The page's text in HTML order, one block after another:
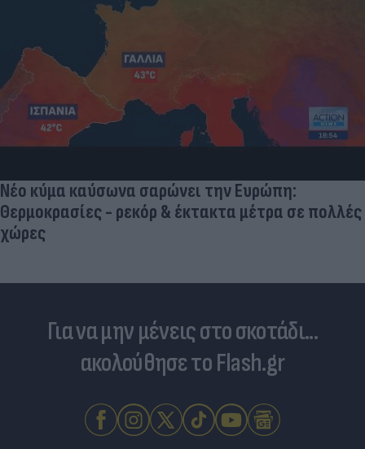
Νέο κύμα καύσωνα σαρώνει την Ευρώπη:
Θερμοκρασίες - ρεκόρ & έκτακτα μέτρα σε πολλές
χώρες
Για να μην μένεις στο σκοτάδι...
ακολούθησε το Flash.gr